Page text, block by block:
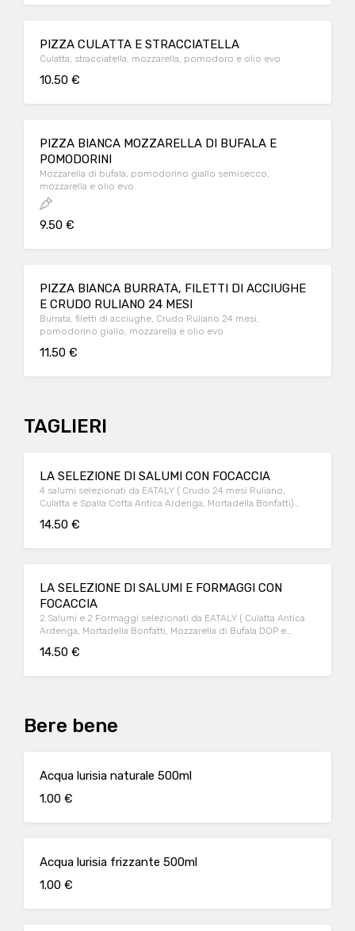
PIZZA CULATTA E STRACCIATELLA
Culatta, stracciatella, mozzarella, pomodoro e olio evo
10.50 €
PIZZA BIANCA MOZZARELLA DI BUFALA E
POMODORINI
Mozzarella di bufala, pomodorino giallo semisecco,
mozzarella e olio evo
9.50 €
PIZZA BIANCA BURRATA, FILETTI DI ACCIUGHE
E CRUDO RULIANO 24 MESI
Burrata, filetti di acciughe, Crudo Ruliano 24 mesi,
pomodorino giallo, mozzarella e olio evo
11.50 €
TAGLIERI
LA SELEZIONE DI SALUMI CON FOCACCIA
4 salumi selezionati da EATALY ( Crudo 24 mesi Ruliano,
Culatta e Spalla Cotta Antica Ardenga, Mortadella Bonfatti)
14.50 €
LA SELEZIONE DI SALUMI E FORMAGGI CON
FOCACCIA
2 Salumi e 2 Formaggi selezionati da EATALY ( Culatta Antica
Ardenga, Mortadella Bonfatti, Mozzarella di Bufala DOP e
accompagnati dalla nostra focaccia
14.50 €
Bere bene
Acqua lurisia naturale 500ml
1.00 €
Acqua lurisia frizzante 500ml
1.00 €